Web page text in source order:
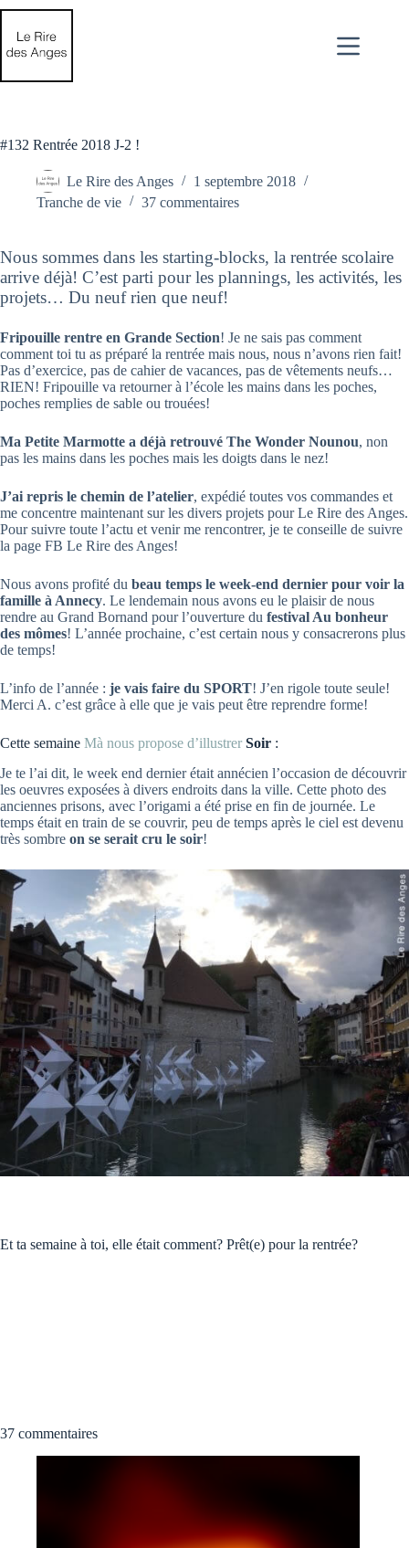
Passer
contenu
#132 Rentrée 2018 J-2 !
Le Rire des Anges
1 septembre 2018
Tranche de vie
37 commentaires
Nous sommes dans les starting-blocks, la rentrée scolaire
arrive déjà! C’est parti pour les plannings, les activités, les
projets… Du neuf rien que neuf!
Fripouille rentre en Grande Section! Je ne sais pas comment
comment toi tu as préparé la rentrée mais nous, nous n’avons rien fait!
Pas d’exercice, pas de cahier de vacances, pas de vêtements neufs…
RIEN! Fripouille va retourner à l’école les mains dans les poches,
poches remplies de sable ou trouées!
Ma Petite Marmotte a déjà retrouvé The Wonder Nounou, non
pas les mains dans les poches mais les doigts dans le nez!
J’ai repris le chemin de l’atelier, expédié toutes vos commandes et
me concentre maintenant sur les divers projets pour Le Rire des Anges.
Pour suivre toute l’actu et venir me rencontrer, je te conseille de suivre
la page FB Le Rire des Anges!
Nous avons profité du beau temps le week-end dernier pour voir la
famille à Annecy. Le lendemain nous avons eu le plaisir de nous
rendre au Grand Bornand pour l’ouverture du festival Au bonheur
des mômes! L’année prochaine, c’est certain nous y consacrerons plus
de temps!
L’info de l’année : je vais faire du SPORT! J’en rigole toute seule!
Merci A. c’est grâce à elle que je vais peut être reprendre forme!
Cette semaine Mà nous propose d’illustrer Soir :
Je te l’ai dit, le week end dernier était annécien l’occasion de découvrir
les oeuvres exposées à divers endroits dans la ville. Cette photo des
anciennes prisons, avec l’origami a été prise en fin de journée. Le
temps était en train de se couvrir, peu de temps après le ciel est devenu
très sombre on se serait cru le soir!
Et ta semaine à toi, elle était comment? Prêt(e) pour la rentrée?
37 commentaires